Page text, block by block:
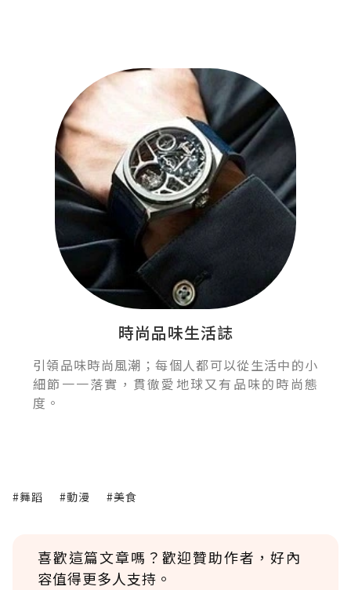
時尚品味生活誌
引領品味時尚風潮；每個人都可以從生活中的小
細節一一落實，貫徹愛地球又有品味的時尚態
度。
#舞蹈 #動漫 #美食
喜歡這篇文章嗎？歡迎贊助作者，好內
容值得更多人支持。